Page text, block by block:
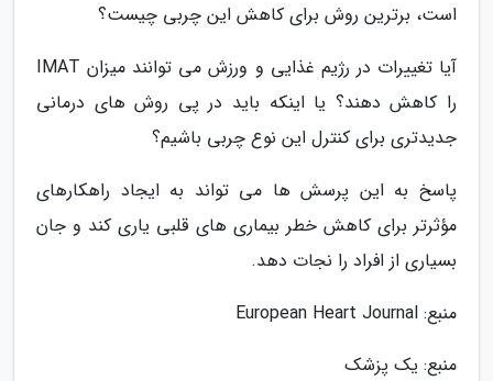
است، برترین روش برای کاهش این چربی چیست؟
آیا تغییرات در رژیم غذایی و ورزش می توانند میزان IMAT
را کاهش دهند؟ یا اینکه باید در پی روش های درمانی
جدیدتری برای کنترل این نوع چربی باشیم؟
پاسخ به این پرسش ها می تواند به ایجاد راهکارهای
مؤثرتر برای کاهش خطر بیماری های قلبی یاری کند و جان
بسیاری از افراد را نجات دهد.
منبع: European Heart Journal
منبع: یک پزشک